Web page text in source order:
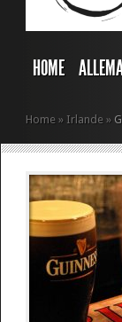
HOME
Home » Irlande »